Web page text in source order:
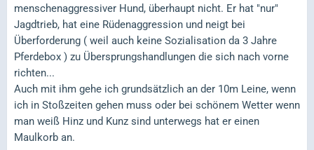
menschenaggressiver Hund, überhaupt nicht. Er hat "nur"
Jagdtrieb, hat eine Rüdenaggression und neigt bei
Überforderung ( weil auch keine Sozialisation da 3 Jahre
Pferdebox ) zu Übersprungshandlungen die sich nach vorne
richten...
Auch mit ihm gehe ich grundsätzlich an der 10m Leine, wenn
ich in Stoßzeiten gehen muss oder bei schönem Wetter wenn
man weiß Hinz und Kunz sind unterwegs hat er einen
Maulkorb an.